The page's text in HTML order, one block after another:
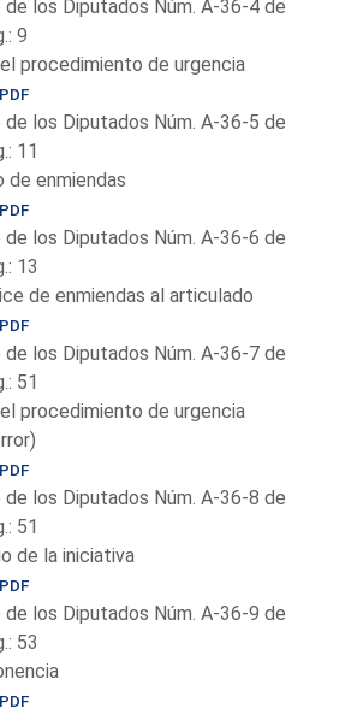
de los Diputados Núm. A-36-4 de
9
procedimiento de urgencia
PDF
de los Diputados Núm. A-36-5 de
11
de enmiendas
PDF
de los Diputados Núm. A-36-6 de
13
de enmiendas al articulado
PDF
de los Diputados Núm. A-36-7 de
51
procedimiento de urgencia
PDF
de los Diputados Núm. A-36-8 de
51
de la iniciativa
PDF
de los Diputados Núm. A-36-9 de
53
PDF